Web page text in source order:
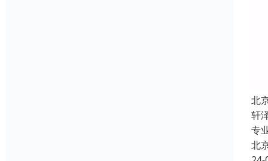
北
轩
专
北